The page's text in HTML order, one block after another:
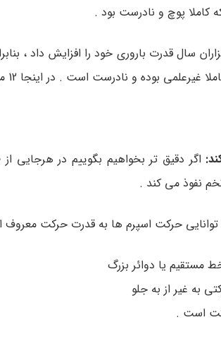
پوچ و نادرست بود .
سال قدرت باروری خود را افزایش داد ،
است . در اینجا 12 مورد از معمول ترین ها را آورده ایم:
نفوذ می کند .
اسپرم ها به قدرت حرکت معروف است که در یکی از 3 گروه
مستقیم یا دوائر بزرگ
به غیر از به جلو
است .